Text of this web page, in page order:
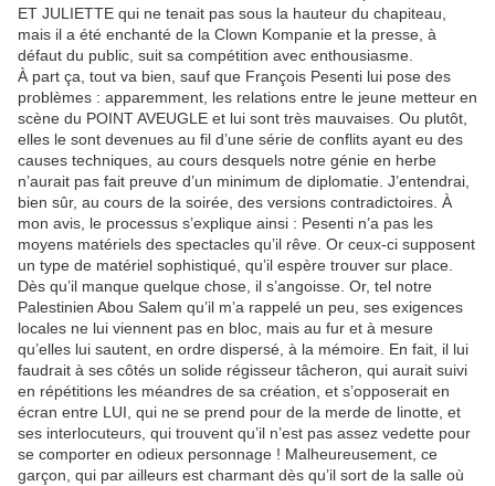
ET JULIETTE qui ne tenait pas sous la hauteur du chapiteau,
mais il a été enchanté de la Clown Kompanie et la presse, à
défaut du public, suit sa compétition avec enthousiasme.
À part ça, tout va bien, sauf que François Pesenti lui pose des
problèmes : apparemment, les relations entre le jeune metteur en
scène du POINT AVEUGLE et lui sont très mauvaises. Ou plutôt,
elles le sont devenues au fil d’une série de conflits ayant eu des
causes techniques, au cours desquels notre génie en herbe
n’aurait pas fait preuve d’un minimum de diplomatie. J’entendrai,
bien sûr, au cours de la soirée, des versions contradictoires. À
mon avis, le processus s’explique ainsi : Pesenti n’a pas les
moyens matériels des spectacles qu’il rêve. Or ceux-ci supposent
un type de matériel sophistiqué, qu’il espère trouver sur place.
Dès qu’il manque quelque chose, il s’angoisse. Or, tel notre
Palestinien Abou Salem qu’il m’a rappelé un peu, ses exigences
locales ne lui viennent pas en bloc, mais au fur et à mesure
qu’elles lui sautent, en ordre dispersé, à la mémoire. En fait, il lui
faudrait à ses côtés un solide régisseur tâcheron, qui aurait suivi
en répétitions les méandres de sa création, et s’opposerait en
écran entre LUI, qui ne se prend pour de la merde de linotte, et
ses interlocuteurs, qui trouvent qu’il n’est pas assez vedette pour
se comporter en odieux personnage ! Malheureusement, ce
garçon, qui par ailleurs est charmant dès qu’il sort de la salle où